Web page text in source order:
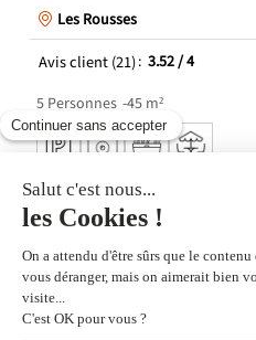
Les Rousses
Avis client(21) 3.52/ 4
5 Personnes 45 m²